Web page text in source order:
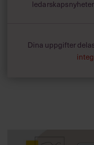
Dina uppgifter